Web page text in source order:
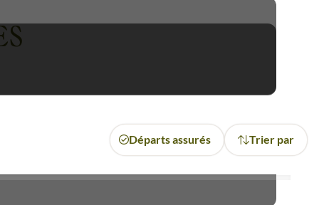
et accueillante. Le thé à la
autant de moments qui font
Départs assurés Trier par